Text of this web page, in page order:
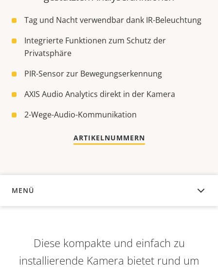
Tag und Nacht verwendbar dank IR-Beleuchtung
Integrierte Funktionen zum Schutz der
Privatsphäre
PIR-Sensor zur Bewegungserkennung
AXIS Audio Analytics direkt in der Kamera
2-Wege-Audio-Kommunikation
ARTIKELNUMMERN
MENÜ
ÜBERSICHT
Diese kompakte und einfach zu
installierende Kamera bietet rund um